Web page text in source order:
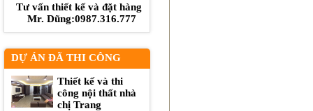
Tư vấn thiết kế và đặt hàng
Mr. Dũng:0987.316.777
DỰ ÁN ĐÃ THI CÔNG
Thiết kế và thi
công nội thất nhà
chị Trang